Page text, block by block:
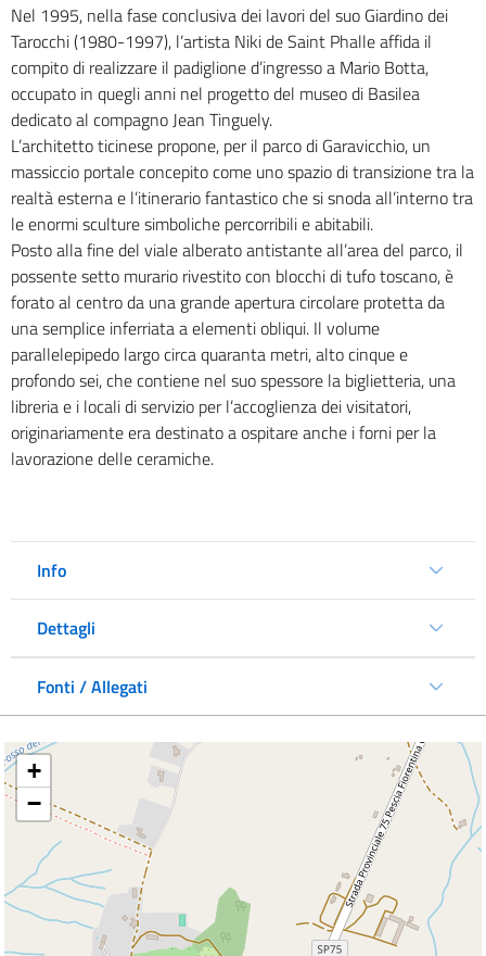
Nel 1995, nella fase conclusiva dei lavori del suo Giardino dei
Tarocchi (1980-1997), l’artista Niki de Saint Phalle affida il
compito di realizzare il padiglione d’ingresso a Mario Botta,
occupato in quegli anni nel progetto del museo di Basilea
dedicato al compagno Jean Tinguely.
L’architetto ticinese propone, per il parco di Garavicchio, un
massiccio portale concepito come uno spazio di transizione tra la
realtà esterna e l’itinerario fantastico che si snoda all’interno tra
le enormi sculture simboliche percorribili e abitabili.
Posto alla fine del viale alberato antistante all’area del parco, il
possente setto murario rivestito con blocchi di tufo toscano, è
forato al centro da una grande apertura circolare protetta da
una semplice inferriata a elementi obliqui. Il volume
parallelepipedo largo circa quaranta metri, alto cinque e
profondo sei, che contiene nel suo spessore la biglietteria, una
libreria e i locali di servizio per l’accoglienza dei visitatori,
originariamente era destinato a ospitare anche i forni per la
lavorazione delle ceramiche.
Info
Dettagli
Fonti / Allegati
+
−